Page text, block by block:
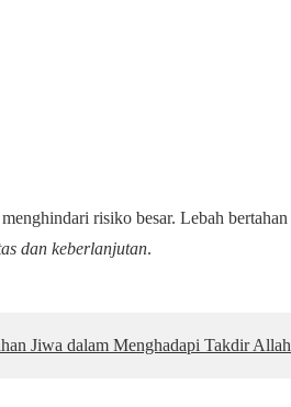
risiko besar. Lebah bertahan
dan keberlanjutan.
Jiwa dalam Menghadapi Takdir Allah